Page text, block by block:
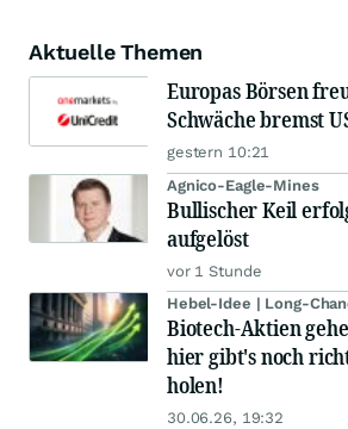
Aktuelle Themen
Europas Börsen
Schwäche bremst
gestern 10:21
Agnico-Eagle-Mines
Bullischer Keil
aufgelöst
vor 1 Stunde
Hebel-Idee | Long-
Biotech-Aktien
hier gibt's noch
holen!
30.06.26, 19:32